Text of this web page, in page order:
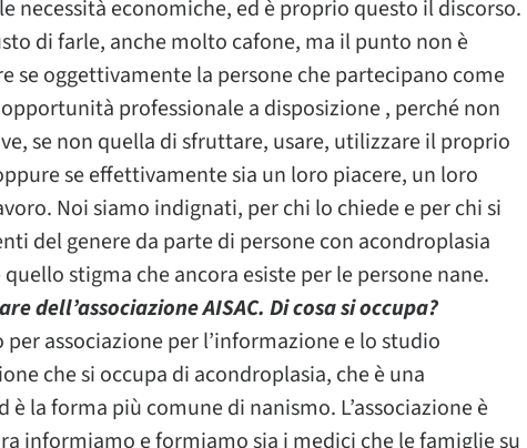
necessità economiche, ed è proprio questo il discorso.
di farle, anche molto cafone, ma il punto non è
se oggettivamente la persone che partecipano come
professionale a disposizione , perché non
se non quella di sfruttare, usare, utilizzare il proprio
se effettivamente sia un loro piacere, un loro
Noi siamo indignati, per chi lo chiede e per chi si
del genere da parte di persone con acondroplasia
stigma che ancora esiste per le persone nane.
dell’associazione AISAC. Di cosa si occupa?
per associazione per l’informazione e lo studio
che si occupa di acondroplasia, che è una
la forma più comune di nanismo. L’associazione è
informiamo e formiamo sia i medici che le famiglie su